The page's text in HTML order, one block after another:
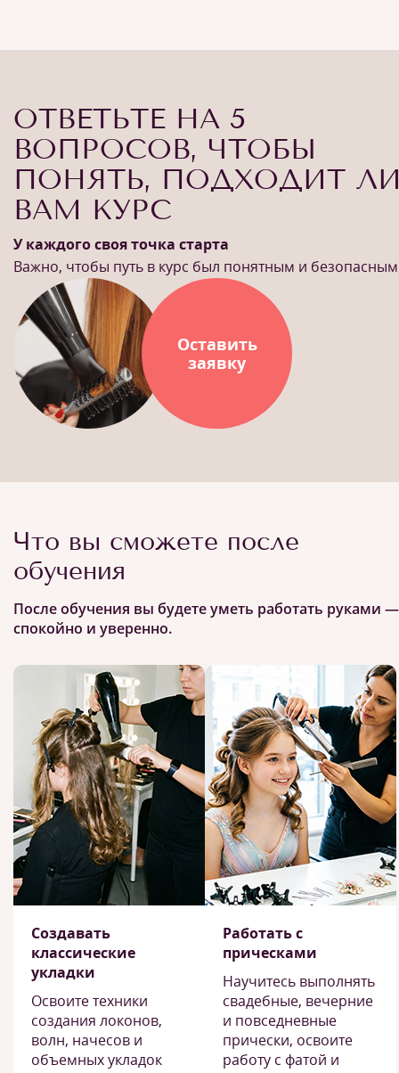
ОТВЕТЬТЕ НА 5
ВОПРОСОВ, ЧТОБЫ
ПОНЯТЬ, ПОДХОДИТ
ВАМ КУРС
У каждого своя точка старта
Важно, чтобы путь в курс был понятным и безопасным
Оставить
заявку
Что вы сможете после
обучения
После обучения вы будете уметь работать руками —
спокойно и уверенно.
Создавать
классические
укладки
Освоите техники
создания локонов,
волн, начесов и
объемных укладок
Работать с
прическами
Научитесь выполнять
свадебные, вечерние
и повседневные
прически, освоите
работу с фатой и